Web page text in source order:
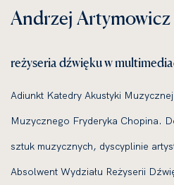
Andrzej Artymowicz
reżyseria dźwięku w
Adiunkt Katedry Akustyki
Muzycznego Fryderyka Chopina.
sztuk muzycznych, dyscyplinie
Absolwent Wydziału Reżyserii